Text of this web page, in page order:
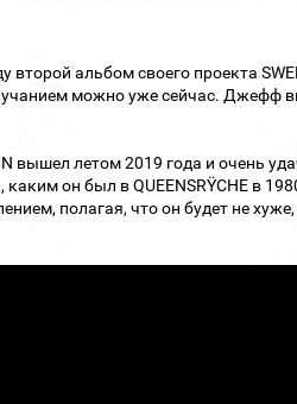
альбом своего проекта
можно уже сейчас. Джефф
летом 2019 года и очень
он был в QUEENSRŸCHE в
полагая, что он будет не